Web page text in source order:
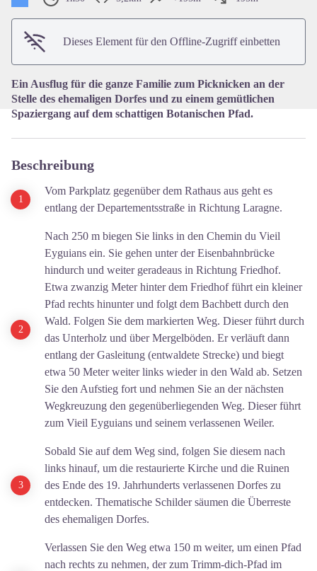
Dieses Element für den Offline-Zugriff einbetten
Ein Ausflug für die ganze Familie zum Picknicken an der
Stelle des ehemaligen Dorfes und zu einem gemütlichen
Spaziergang auf dem schattigen Botanischen Pfad.
Beschreibung
Vom Parkplatz gegenüber dem Rathaus aus geht es
entlang der Departementsstraße in Richtung Laragne.
Nach 250 m biegen Sie links in den Chemin du Vieil
Eyguians ein. Sie gehen unter der Eisenbahnbrücke
hindurch und weiter geradeaus in Richtung Friedhof.
Etwa zwanzig Meter hinter dem Friedhof führt ein kleiner
Pfad rechts hinunter und folgt dem Bachbett durch den
Wald. Folgen Sie dem markierten Weg. Dieser führt durch
das Unterholz und über Mergelböden. Er verläuft dann
entlang der Gasleitung (entwaldete Strecke) und biegt
etwa 50 Meter weiter links wieder in den Wald ab. Setzen
Sie den Aufstieg fort und nehmen Sie an der nächsten
Wegkreuzung den gegenüberliegenden Weg. Dieser führt
zum Vieil Eyguians und seinem verlassenen Weiler.
Sobald Sie auf dem Weg sind, folgen Sie diesem nach
links hinauf, um die restaurierte Kirche und die Ruinen
des Ende des 19. Jahrhunderts verlassenen Dorfes zu
entdecken. Thematische Schilder säumen die Überreste
des ehemaligen Dorfes.
Verlassen Sie den Weg etwa 150 m weiter, um einen Pfad
nach rechts zu nehmen, der zum Trimm-dich-Pfad im